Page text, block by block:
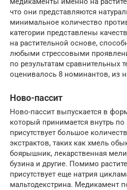
что они представляются
минимальное количество
категории представлены
на растительной основе,
любыми стрессовыми
по результатам сравнительных
оценивалось 8 номинантов, из
Ново-пассит
Ново-пассит выпускается в
который принимается внутрь
присутствует большое
экстрактов, таких как хмель
боярышник, лекарственная
бузина и другие. Помимо
присутствует еще натрия
мальтодекстрина. Медикамент